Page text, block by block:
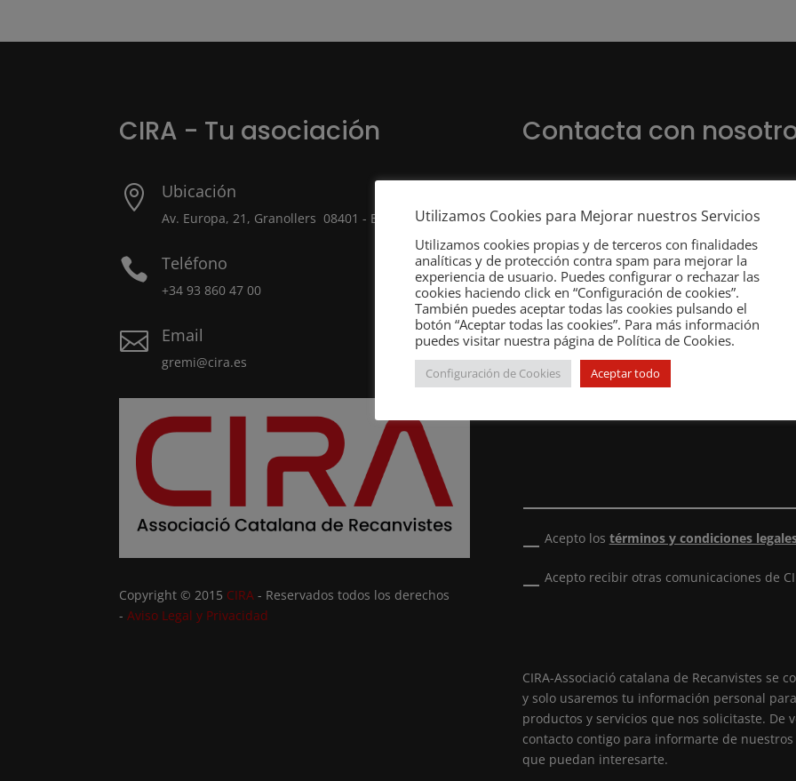
CIRA - Tu asociación
 Ubicación
Av. Europa, 21, Granollers 08401 - Barcelona
 Teléfono
+34 93 860 47 00
 Email
gremi@cira.es
Copyright © 2015 CIRA - Reservados todos los derechos
-Aviso Legal y Privacidad
Contacta con
Acepto los términos y condiciones
Acepto recibir otras comunicaciones de
CIRA-Associació catalana de Recanvistes
y solo usaremos tu información personal
productos y servicios que nos solicitaste. De
contacto contigo para informarte de
que puedan interesarte.
Utilizamos Cookies para Mejorar nuestros Servicios
Utilizamos cookies propias y de terceros con finalidades
analíticas y de protección contra spam para mejorar la
experiencia de usuario. Puedes configurar o rechazar las
cookies haciendo click en “Configuración de cookies”.
También puedes aceptar todas las cookies pulsando el
botón “Aceptar todas las cookies”. Para más información
puedes visitar nuestra página de Política de Cookies.
Configuración de Cookies Aceptar todo